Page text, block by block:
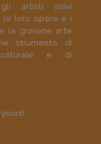
artisti visivi
le loro opere e i
la giovane arte
strumento di
culturale e di